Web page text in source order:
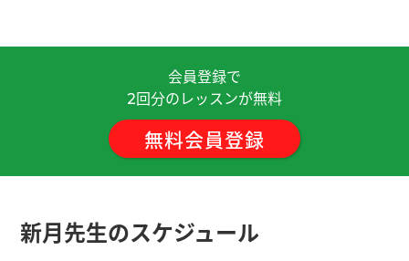
谢谢，下次见( 40代 男性 )
今天我们用CCroom了。现在我放录像。我觉得不好
意思。
谢谢。下次见吧。( 男性 )
会員登録で
2回分のレッスンが無料
無料会員登録
新月先生のスケジュール